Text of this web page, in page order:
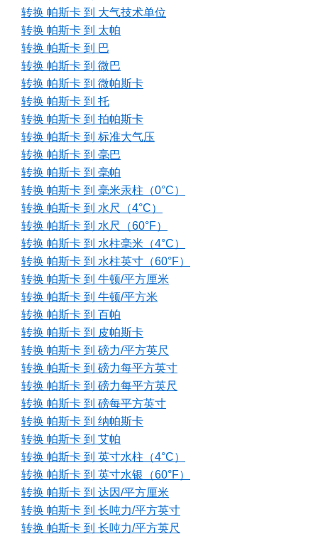
转换 帕斯卡 到 大气技术单位
转换 帕斯卡 到 太帕
转换 帕斯卡 到 巴
转换 帕斯卡 到 微巴
转换 帕斯卡 到 微帕斯卡
转换 帕斯卡 到 托
转换 帕斯卡 到 拍帕斯卡
转换 帕斯卡 到 标准大气压
转换 帕斯卡 到 毫巴
转换 帕斯卡 到 毫帕
转换 帕斯卡 到 毫米汞柱（0°C）
转换 帕斯卡 到 水尺（4°C）
转换 帕斯卡 到 水尺（60°F）
转换 帕斯卡 到 水柱毫米（4°C）
转换 帕斯卡 到 水柱英寸（60°F）
转换 帕斯卡 到 牛顿/平方厘米
转换 帕斯卡 到 牛顿/平方米
转换 帕斯卡 到 百帕
转换 帕斯卡 到 皮帕斯卡
转换 帕斯卡 到 磅力/平方英尺
转换 帕斯卡 到 磅力每平方英寸
转换 帕斯卡 到 磅力每平方英尺
转换 帕斯卡 到 磅每平方英寸
转换 帕斯卡 到 纳帕斯卡
转换 帕斯卡 到 艾帕
转换 帕斯卡 到 英寸水柱（4°C）
转换 帕斯卡 到 英寸水银（60°F）
转换 帕斯卡 到 达因/平方厘米
转换 帕斯卡 到 长吨力/平方英寸
转换 帕斯卡 到 长吨力/平方英尺